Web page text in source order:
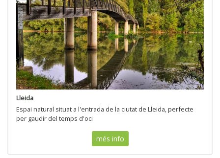
Lleida
Espai natural situat a l'entrada de la ciutat de Lleida, perfecte
per gaudir del temps d'oci
més info